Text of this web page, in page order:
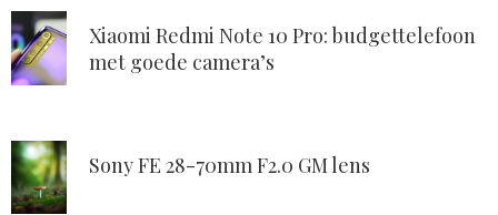
Xiaomi Redmi Note 10 Pro: budgettelefoon
met goede camera’s
Sony FE 28-70mm F2.0 GM lens